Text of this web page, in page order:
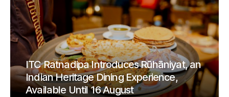
ITC Ratnadipa Introduces Rūhāniyat, an
Indian Heritage Dining Experience,
Available Until 16 August